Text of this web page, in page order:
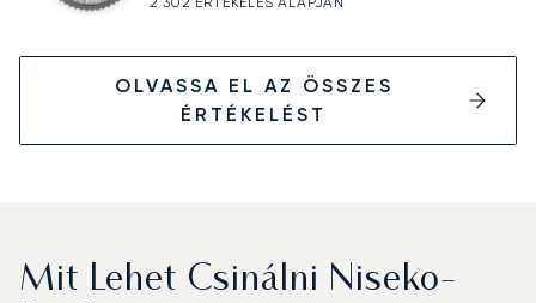
OLVASSA EL AZ ÖSSZES
ÉRTÉKELÉST
Mit Lehet Csinálni Niseko-